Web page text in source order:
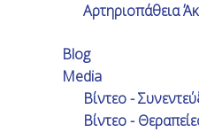
Αρτηριοπάθεια
Blog
Media
Βίντεο -
Βίντεο -